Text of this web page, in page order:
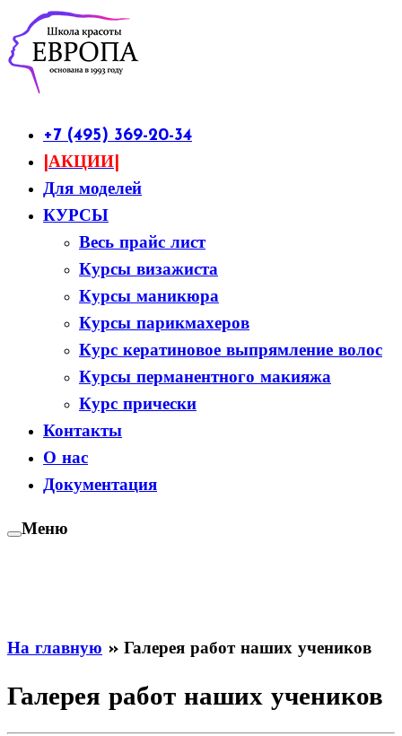
+7 (495) 369-20-34
|АКЦИИ|
Для моделей
КУРСЫ
Весь прайс лист
Курсы визажиста
Курсы маникюра
Курсы парикмахеров
Курс кератиновое выпрямление волос
Курсы перманентного макияжа
Курс прически
Контакты
О нас
Документация
Меню
На главную » Галерея работ наших учеников
Галерея работ наших учеников